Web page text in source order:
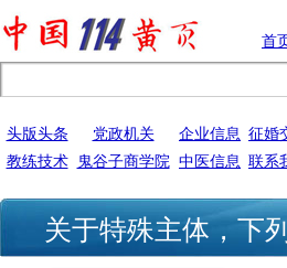
首
头版头条 党政机关 企业信息 征婚
教练技术
鬼谷子商学院 中医信息 联系
关于特殊主体，下